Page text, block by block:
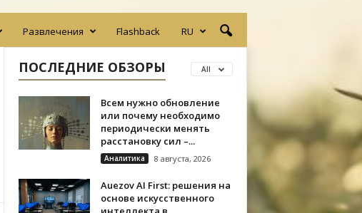
Развлечения Flashback RU
ПОСЛЕДНИЕ ОБЗОРЫ All
Всем нужно обновление
или почему необходимо
периодически менять
расстановку сил –...
Аналитика 8 августа, 2026
Auezov AI First: решения на
основе искусственного